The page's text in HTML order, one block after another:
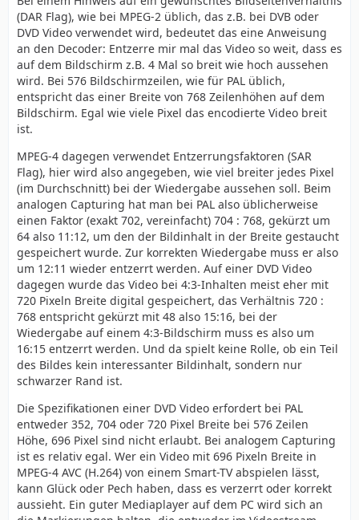
(DAR Flag), wie bei MPEG-2 üblich, das z.B. bei DVB oder
DVD Video verwendet wird, bedeutet das eine Anweisung
an den Decoder: Entzerre mir mal das Video so weit, dass es
auf dem Bildschirm z.B. 4 Mal so breit wie hoch aussehen
wird. Bei 576 Bildschirmzeilen, wie für PAL üblich,
entspricht das einer Breite von 768 Zeilenhöhen auf dem
Bildschirm. Egal wie viele Pixel das encodierte Video breit
ist.
MPEG-4 dagegen verwendet Entzerrungsfaktoren (SAR
Flag), hier wird also angegeben, wie viel breiter jedes Pixel
(im Durchschnitt) bei der Wiedergabe aussehen soll. Beim
analogen Capturing hat man bei PAL also üblicherweise
einen Faktor (exakt 702, vereinfacht) 704 : 768, gekürzt um
64 also 11:12, um den der Bildinhalt in der Breite gestaucht
gespeichert wurde. Zur korrekten Wiedergabe muss er also
um 12:11 wieder entzerrt werden. Auf einer DVD Video
dagegen wurde das Video bei 4:3-Inhalten meist eher mit
720 Pixeln Breite digital gespeichert, das Verhältnis 720 :
768 entspricht gekürzt mit 48 also 15:16, bei der
Wiedergabe auf einem 4:3-Bildschirm muss es also um
16:15 entzerrt werden. Und da spielt keine Rolle, ob ein Teil
des Bildes kein interessanter Bildinhalt, sondern nur
schwarzer Rand ist.
Die Spezifikationen einer DVD Video erfordert bei PAL
entweder 352, 704 oder 720 Pixel Breite bei 576 Zeilen
Höhe, 696 Pixel sind nicht erlaubt. Bei analogem Capturing
ist es relativ egal. Wer ein Video mit 696 Pixeln Breite in
MPEG-4 AVC (H.264) von einem Smart-TV abspielen lässt,
kann Glück oder Pech haben, dass es verzerrt oder korrekt
aussieht. Ein guter Mediaplayer auf dem PC wird sich an